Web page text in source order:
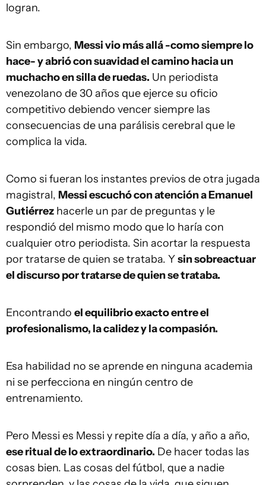
logran.
Sin embargo, Messi vio más allá -como siempre lo
hace- y abrió con suavidad el camino hacia un
muchacho en silla de ruedas. Un periodista
venezolano de 30 años que ejerce su oficio
competitivo debiendo vencer siempre las
consecuencias de una parálisis cerebral que le
complica la vida.
Como si fueran los instantes previos de otra jugada
magistral, Messi escuchó con atención a Emanuel
Gutiérrez hacerle un par de preguntas y le
respondió del mismo modo que lo haría con
cualquier otro periodista. Sin acortar la respuesta
por tratarse de quien se trataba. Ysin sobreactuar
el discurso por tratarse de quien se trataba.
Encontrando el equilibrio exacto entre el
profesionalismo, la calidez y la compasión.
Esa habilidad no se aprende en ninguna academia
ni se perfecciona en ningún centro de
entrenamiento.
Pero Messi es Messi y repite día a día, y año a año,
ese ritual de lo extraordinario. De hacer todas las
cosas bien. Las cosas del fútbol, que a nadie